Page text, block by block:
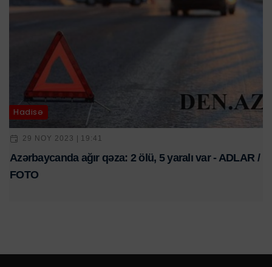
Hadisə
29 NOY 2023 | 19:41
Azərbaycanda ağır qəza: 2 ölü, 5 yaralı var - ADLAR /
FOTO